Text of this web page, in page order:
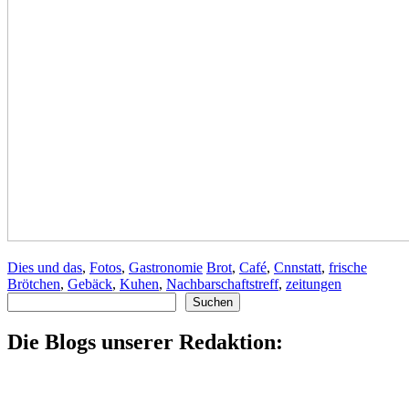
Dies und das, Fotos, Gastronomie Brot, Café, Cnnstatt, frische
Brötchen, Gebäck, Kuhen, Nachbarschaftstreff, zeitungen
Suchen
Die Blogs unserer Redaktion: